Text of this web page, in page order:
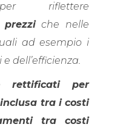
riflettere
che nelle
ad esempio i
dell’efficienza.
rettificati per
tra i costi
tra costi